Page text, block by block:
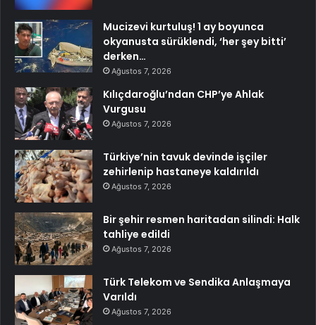
Mucizevi kurtuluş! 1 ay boyunca
okyanusta sürüklendi, ‘her şey bitti’
derken…
Ağustos 7, 2026
Kılıçdaroğlu’ndan CHP’ye Ahlak
Vurgusu
Ağustos 7, 2026
Türkiye’nin tavuk devinde işçiler
zehirlenip hastaneye kaldırıldı
Ağustos 7, 2026
Bir şehir resmen haritadan silindi: Halk
tahliye edildi
Ağustos 7, 2026
Türk Telekom ve Sendika Anlaşmaya
Varıldı
Ağustos 7, 2026